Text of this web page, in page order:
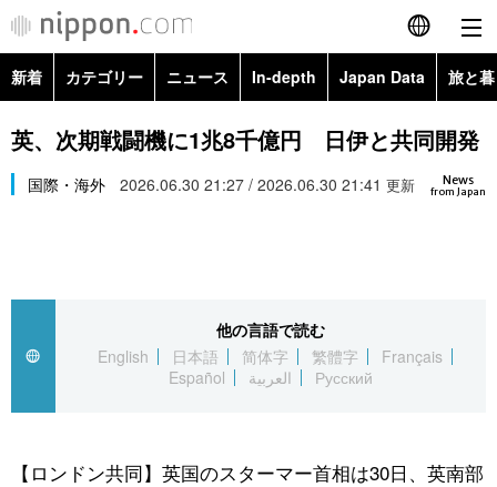
English
简体字
繁體字
العربية
社会
旅と暮らし
新着 カテゴリー ニュース In-depth Japan Data 旅と
政治・外交
経済・ビジネス
社会
文化
科学・技術
暮らし
Topics
Images
お知らせ
英、次期戦闘機に1兆8千億円 日伊と共同開発
News
from Japan
国際・海外 2026.06.30 21:27 / 2026.06.30 21:41 更新
他の言語で読む
English
日本語 简体字 繁體字
Français
Español
العربية Русский
【ロンドン共同】英国のスターマー首相は30日、英南部